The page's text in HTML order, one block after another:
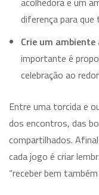
diferença para
Crie um ambiente
importante é
celebração ao
Entre uma torcida e
dos encontros, das
compartilhados.
cada jogo é criar
“receber bem